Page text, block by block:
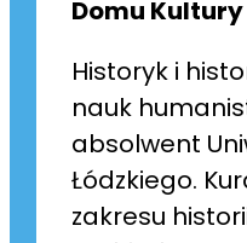
Domu
Historyk i
nauk
absolwent
Łódzkiego.
zakresu